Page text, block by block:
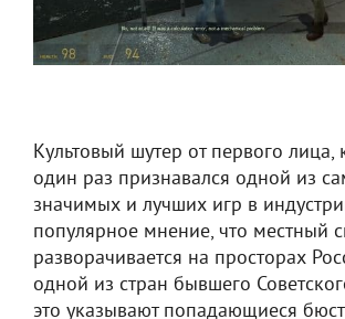
Культовый шутер от первого лица,
один раз признавался одной из
значимых и лучших игр в
популярное мнение, что местный
разворачивается на просторах
одной из стран бывшего
это указывают попадающиеся